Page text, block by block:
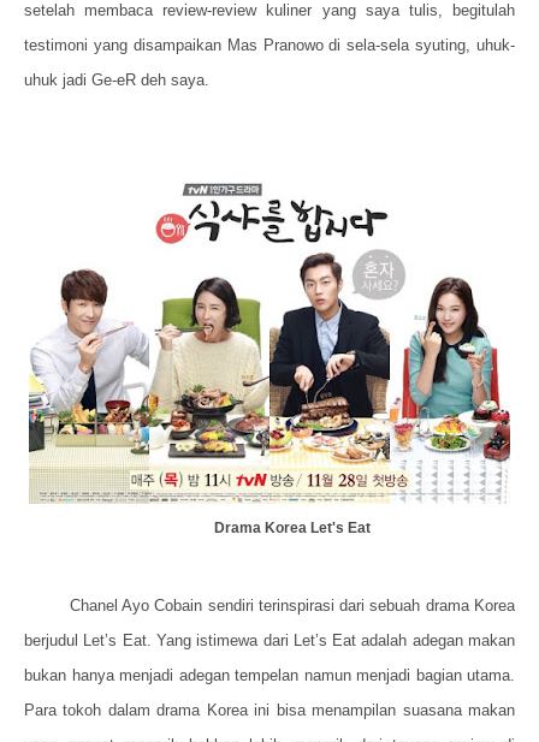
setelah membaca review-review kuliner yang saya tulis, begitulah
testimoni yang disampaikan Mas Pranowo di sela-sela syuting, uhuk-
uhuk jadi Ge-eR deh saya.
Drama Korea Let's Eat
Chanel Ayo Cobain sendiri terinspirasi dari sebuah drama Korea
berjudul Let’s Eat. Yang istimewa dari Let’s Eat adalah adegan makan
bukan hanya menjadi adegan tempelan namun menjadi bagian utama.
Para tokoh dalam drama Korea ini bisa menampilan suasana makan